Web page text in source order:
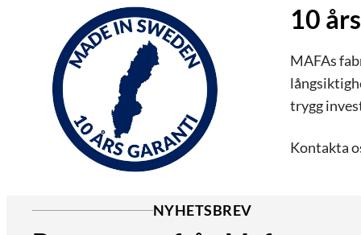
10
MAFAs
trygg
Kontakta
NYHETSBREV